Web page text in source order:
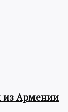
из Армении